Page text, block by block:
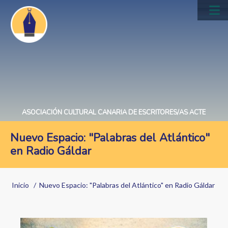
Pasar
contenido
principal
ASOCIACIÓN CULTURAL CANARIA DE ESCRITORES/AS ACTE
Nuevo Espacio: "Palabras del Atlántico"
en Radio Gáldar
Sobrescribir
de
Inicio Nuevo Espacio: "Palabras del Atlántico" en Radio Gáldar
Image